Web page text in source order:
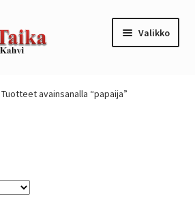
Valikko
Tuotteet avainsanalla “papaija”